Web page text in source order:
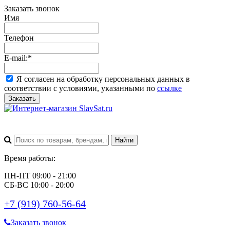
Заказать звонок
Имя
Телефон
E-mail:*
Я согласен на обработку персональных данных в
соответствии с условиями, указанными по ссылке
Заказать
Время работы:
ПН-ПТ 09:00 - 21:00
СБ-ВС 10:00 - 20:00
+7 (919) 760-56-64
Заказать звонок